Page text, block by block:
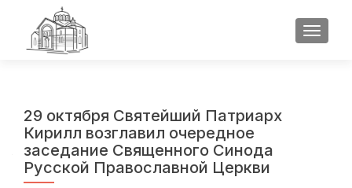
29 октября Святейший Патриарх
Кирилл возглавил очередное
заседание Священного Синода
Русской Православной Церкви